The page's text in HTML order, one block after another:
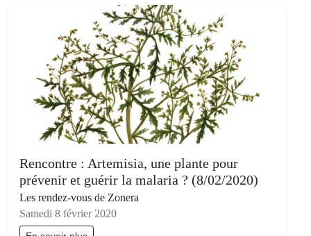
Rencontre : Artemisia, une plante pour
prévenir et guérir la malaria ? (8/02/2020)
Les rendez-vous de Zonera
Samedi 8 février 2020